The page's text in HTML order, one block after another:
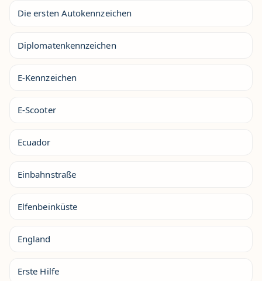
Die ersten Autokennzeichen
Diplomatenkennzeichen
E-Kennzeichen
E-Scooter
Ecuador
Einbahnstraße
Elfenbeinküste
England
Erste Hilfe